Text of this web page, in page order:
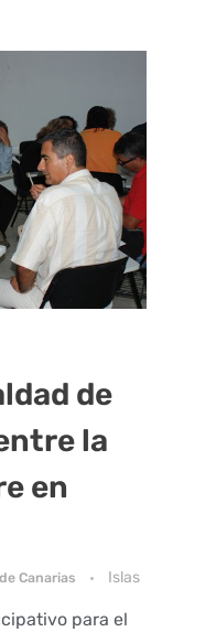
de
la
en
Canarias Islas
para el